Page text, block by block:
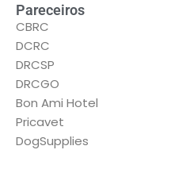
Pareceiros
CBRC
DCRC
DRCSP
DRCGO
Bon Ami Hotel
Pricavet
DogSupplies